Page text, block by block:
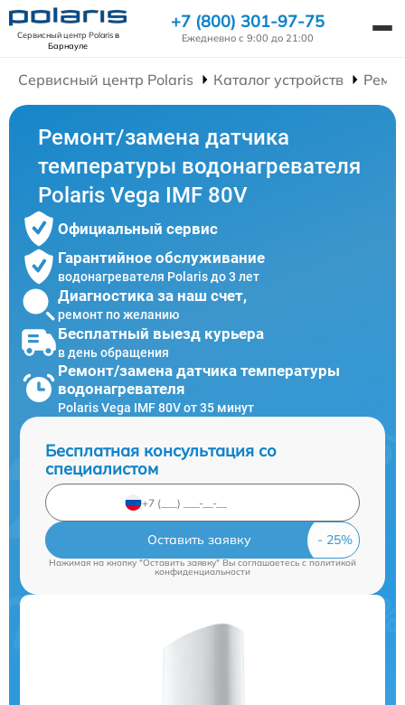
Сервисный центр Polarisв
Барнауле
+7 (800) 301-97-75
Ежедневно с 9:00 до 21:00
Сервисный центр Polaris Каталог устройств
Ремонт/замена датчика
температуры водонагревателя
Polaris Vega IMF 80V
Официальный сервис
Гарантийное обслуживание
водонагревателя Polaris до 3 лет
Диагностика за наш счет,
ремонт по желанию
Бесплатный выезд курьера
в день обращения
Ремонт/замена датчика температуры
водонагревателя
Polaris Vega IMF 80V от 35 минут
Бесплатная консультация со
специалистом
Оставить заявку
Нажимая на кнопку "Оставить заявку" Вы соглашаетесь cполитикой
конфиденциальности